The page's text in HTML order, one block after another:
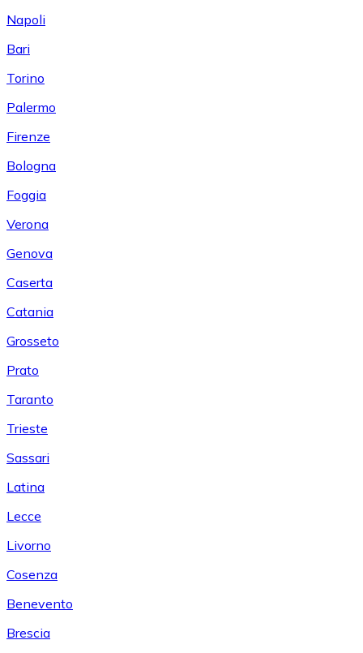
Napoli
Bari
Torino
Palermo
Firenze
Bologna
Foggia
Verona
Genova
Caserta
Catania
Grosseto
Prato
Taranto
Trieste
Sassari
Latina
Lecce
Livorno
Cosenza
Benevento
Brescia